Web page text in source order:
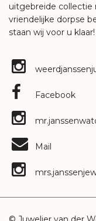
uitgebreide
vriendelijke dorpse
staan wij voor u klaar!
Facebook
Mail